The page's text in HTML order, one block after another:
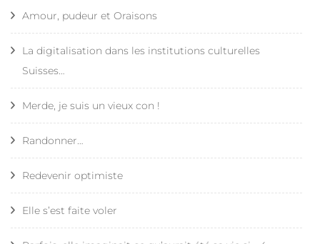
Amour, pudeur et Oraisons
La digitalisation dans les institutions culturelles
Suisses…
Merde, je suis un vieux con !
Randonner…
Redevenir optimiste
Elle s’est faite voler